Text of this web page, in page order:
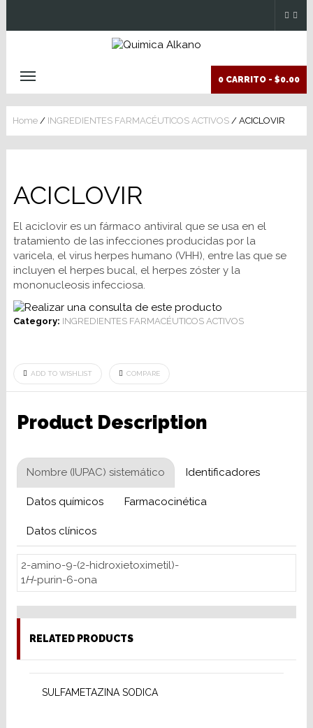
0 CARRITO - $0.00
Home / INGREDIENTES FARMACÉUTICOS ACTIVOS / ACICLOVIR
ACICLOVIR
El aciclovir es un fármaco antiviral que se usa en el
tratamiento de las infecciones producidas por la
varicela, el virus herpes humano (VHH), entre las que se
incluyen el herpes bucal, el herpes zóster y la
mononucleosis infecciosa.
Category: INGREDIENTES FARMACÉUTICOS ACTIVOS
ADD TO WISHLIST COMPARE
Product Description
Nombre (IUPAC) sistemático Identificadores
Datos químicos Farmacocinética
Datos clínicos
2-amino-9-(2-hidroxietoximetil)-
1H-purin-6-ona
RELATED PRODUCTS
SULFAMETAZINA SODICA
READ MORE